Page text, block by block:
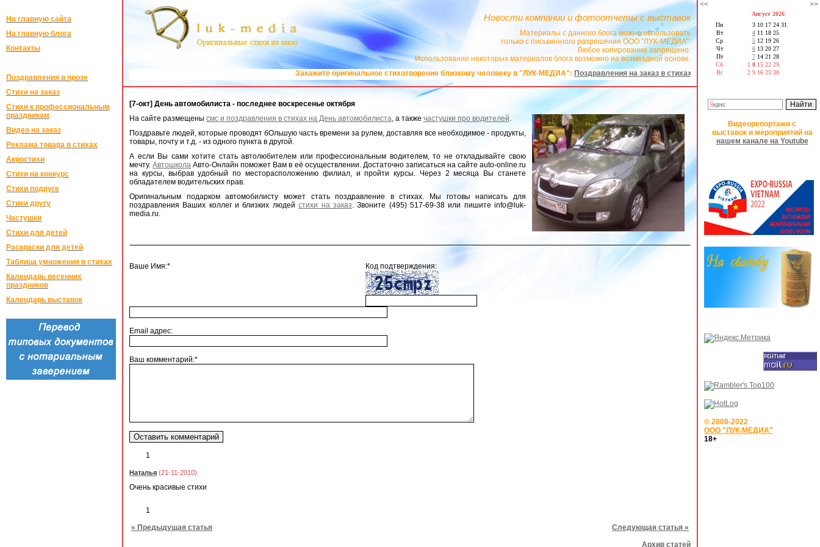
На главную сайта
На главную блога
Контакты
Поздравления в прозе
Стихи на заказ
Стихи к профессиональным
праздникам
Видео на заказ
Реклама товара в стихах
Акростихи
Стихи на конкурс
Стихи подруге
Стихи другу
Частушки
Стихи для детей
Раскраски для детей
Таблица умножения в стихах
Календарь весенних
праздников
Календарь выставок
Новости компании и фотоотчеты с выставок
Материалы с данного блога можно использовать
только с письменного разрешения ООО "ЛУК-МЕДИА".
Любое копирование запрещено.
Использование некоторых материалов блога возможно на возмездной основе.
Закажите оригинальное стихотворение близкому человеку в "ЛУК-МЕДИА":Поздравления на заказ в стихах
[7-окт] День автомобилиста - последнее воскресенье октября
На сайте размещены смс и поздравления в стихах на День автомобилиста, а также частушки про водителей.
Поздравьте людей, которые проводят бОльшую часть времени за рулем, доставляя все необходимое - продукты,
товары, почту и т.д. - из одного пункта в другой.
А если Вы сами хотите стать автолюбителем или профессиональным водителем, то не откладывайте свою
мечту.Автошкола Авто-Онлайн поможет Вам в её осуществлении. Достаточно записаться на сайте auto-online.ru
на курсы, выбрав удобный по месторасположению филиал, и пройти курсы. Через 2 месяца Вы станете
обладателем водительских прав.
Оригинальным подарком автомобилисту может стать поздравление в стихах. Мы готовы написать для
поздравления Ваших коллег и близких людейстихи на заказ. Звоните (495) 517-69-38 или пишите info@luk-
media.ru.
Код подтверждения:
Ваше Имя:*
Email адрес:
Ваш комментарий:*
1
Наталья (21-11-2010)
Очень красивые стихи
1
« Предыдущая статья
Следующая статья »
Архив статей
<< >>
Август 2026
Пн
Вт
Ср
Чт
Пт
Сб
Вс
3 10 17 24 31
4 11 18 25
5 12 19 26
6 13 20 27
7 14 21 28
1 8 15 22 29
2 9 16 23 30
Видеорепортажи с
выставок и мероприятий на
нашем канале на Youtube
© 2008-2022
ООО "ЛУК-МЕДИА"
18+